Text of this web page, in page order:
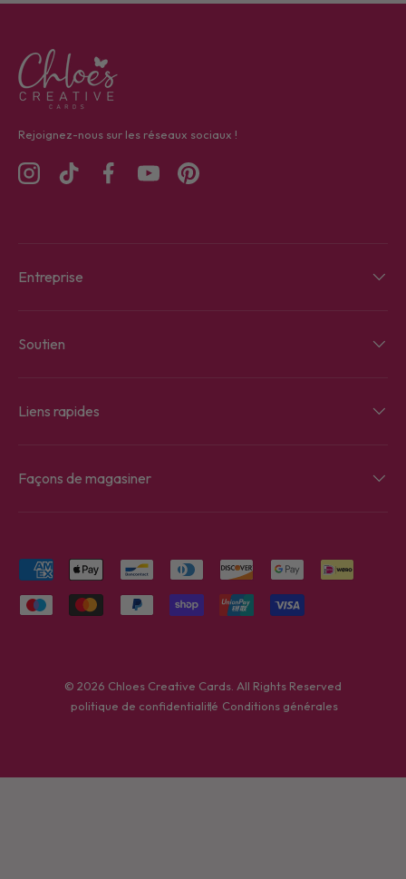
Rejoignez-nous sur les réseaux sociaux !
InstagramTikTokFacebookYouTubePinterest
Entreprise
Soutien
Liens rapides
Façons de magasiner
Moyens de paiement acceptés
© 2026 Chloes Creative Cards . All Rights Reserved
politique de confidentialité Conditions générales